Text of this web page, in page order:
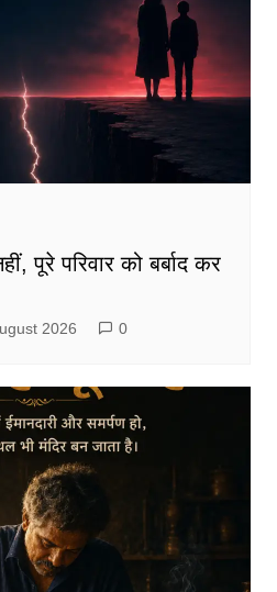
पूरे परिवार को बर्बाद कर
2026 0